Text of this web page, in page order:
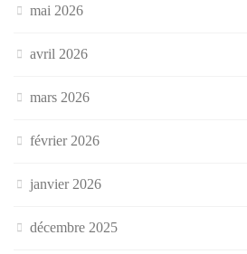
mai 2026
avril 2026
mars 2026
février 2026
janvier 2026
décembre 2025